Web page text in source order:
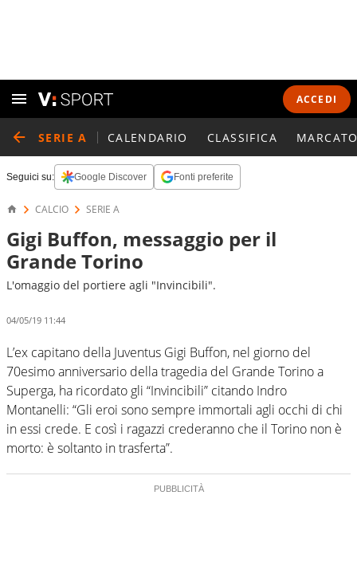
ACCEDI
SERIE A CALENDARIO CLASSIFICA
Seguici su: Google Discover Fonti preferite
CALCIO SERIE A
Gigi Buffon, messaggio per il
Grande Torino
L'omaggio del portiere agli "Invincibili".
04/05/19 11:44
L’ex capitano della Juventus Gigi Buffon, nel giorno del
70esimo anniversario della tragedia del Grande Torino a
Superga, ha ricordato gli “Invincibili” citando Indro
Montanelli: “Gli eroi sono sempre immortali agli occhi di chi
in essi crede. E così i ragazzi crederanno che il Torino non è
morto: è soltanto in trasferta”.